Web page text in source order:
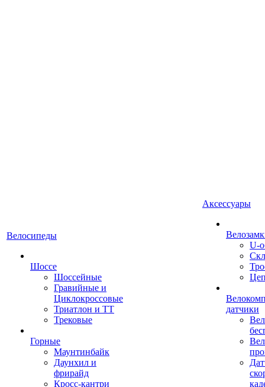
Велосипеды
Шоссе
Шоссейные
Гравийные и
Циклокроссовые
Триатлон и ТТ
Трековые
Горные
Маунтинбайк
Даунхил и
фрирайд
Кросс-кантри
Аксессуары
U-
датчики